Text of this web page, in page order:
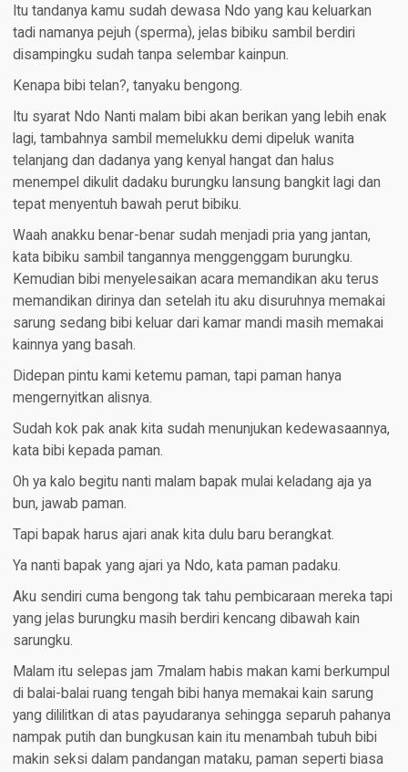
Itu tandanya kamu sudah dewasa Ndo yang kau keluarkan
tadi namanya pejuh (sperma), jelas bibiku sambil berdiri
disampingku sudah tanpa selembar kainpun.
Kenapa bibi telan?, tanyaku bengong.
Itu syarat Ndo Nanti malam bibi akan berikan yang lebih enak
lagi, tambahnya sambil memelukku demi dipeluk wanita
telanjang dan dadanya yang kenyal hangat dan halus
menempel dikulit dadaku burungku lansung bangkit lagi dan
tepat menyentuh bawah perut bibiku.
Waah anakku benar-benar sudah menjadi pria yang jantan,
kata bibiku sambil tangannya menggenggam burungku.
Kemudian bibi menyelesaikan acara memandikan aku terus
memandikan dirinya dan setelah itu aku disuruhnya memakai
sarung sedang bibi keluar dari kamar mandi masih memakai
kainnya yang basah.
Didepan pintu kami ketemu paman, tapi paman hanya
mengernyitkan alisnya.
Sudah kok pak anak kita sudah menunjukan kedewasaannya,
kata bibi kepada paman.
Oh ya kalo begitu nanti malam bapak mulai keladang aja ya
bun, jawab paman.
Tapi bapak harus ajari anak kita dulu baru berangkat.
Ya nanti bapak yang ajari ya Ndo, kata paman padaku.
Aku sendiri cuma bengong tak tahu pembicaraan mereka tapi
yang jelas burungku masih berdiri kencang dibawah kain
sarungku.
Malam itu selepas jam 7malam habis makan kami berkumpul
di balai-balai ruang tengah bibi hanya memakai kain sarung
yang dililitkan di atas payudaranya sehingga separuh pahanya
nampak putih dan bungkusan kain itu menambah tubuh bibi
makin seksi dalam pandangan mataku, paman seperti biasa